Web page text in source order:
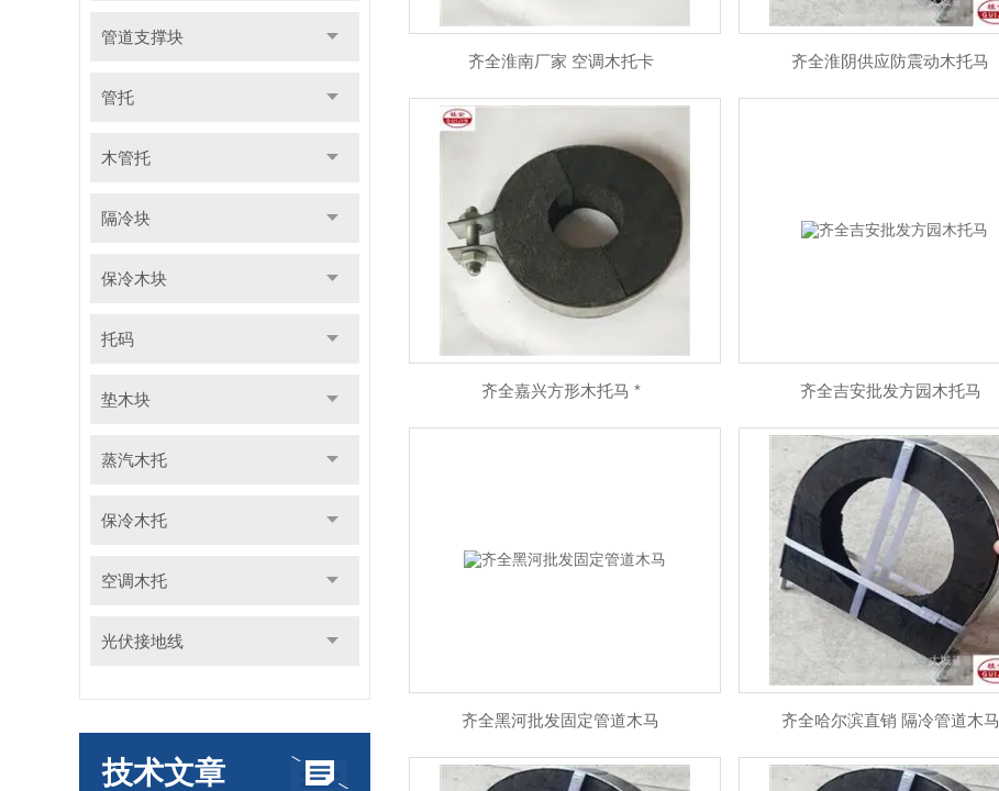
管道支撑块
管托
木管托
隔冷块
保冷木块
托码
垫木块
蒸汽木托
保冷木托
空调木托
光伏接地线
技术文章
齐全淮南厂家 空调木托卡 齐全淮阴供应防震动木托马
齐全嘉兴方形木托马 * 齐全吉安批发方园木托马
齐全黑河批发固定管道木马 齐全哈尔滨直销 隔冷管道木马